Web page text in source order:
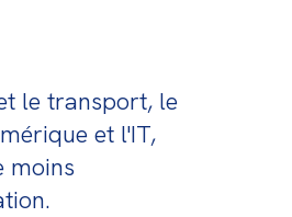
le transport, le
et l'IT,
moins